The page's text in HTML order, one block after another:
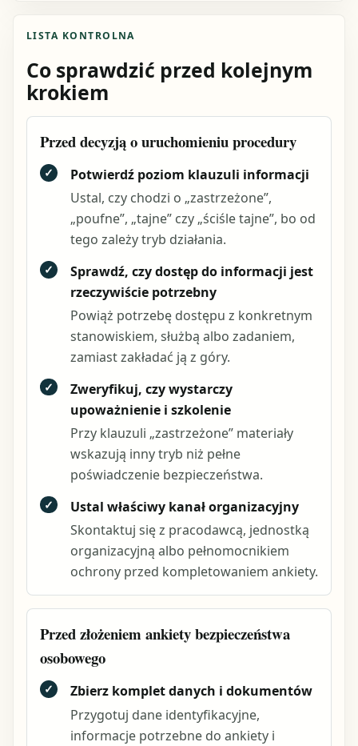
LISTA KONTROLNA
Co sprawdzić przed kolejnym
krokiem
Przed decyzją o uruchomieniu procedury
✓
Potwierdź poziom klauzuli informacji
Ustal, czy chodzi o „zastrzeżone”,
„poufne”, „tajne” czy „ściśle tajne”, bo od
tego zależy tryb działania.
✓
Sprawdź, czy dostęp do informacji jest
rzeczywiście potrzebny
Powiąż potrzebę dostępu z konkretnym
stanowiskiem, służbą albo zadaniem,
zamiast zakładać ją z góry.
✓
Zweryfikuj, czy wystarczy
upoważnienie i szkolenie
Przy klauzuli „zastrzeżone” materiały
wskazują inny tryb niż pełne
poświadczenie bezpieczeństwa.
✓
Ustal właściwy kanał organizacyjny
Skontaktuj się z pracodawcą, jednostką
organizacyjną albo pełnomocnikiem
ochrony przed kompletowaniem ankiety.
Przed złożeniem ankiety bezpieczeństwa
osobowego
✓
Zbierz komplet danych i dokumentów
Przygotuj dane identyfikacyjne,
informacje potrzebne do ankiety i